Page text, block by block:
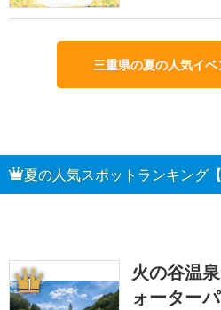
三重県の夏の人気イ
夏の人気スポットランキング【
1
火の谷温
ォーター